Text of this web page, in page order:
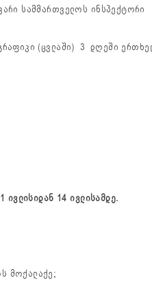
სამმართველოს ინსპექტორი
(ცვლაში) 3 დღეში
880 ლარი
ივლისიდან 14 ივლისამდე.
მოქალაქე;